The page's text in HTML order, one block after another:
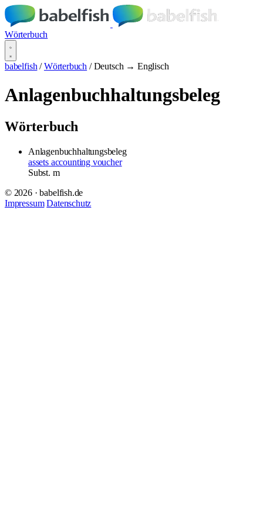
Wörterbuch
babelfish / Wörterbuch / Deutsch → Englisch
Anlagenbuchhaltungsbeleg
Wörterbuch
Anlagenbuchhaltungsbeleg
assets accounting voucher
Subst. m
© 2026 · babelfish.de
Impressum Datenschutz